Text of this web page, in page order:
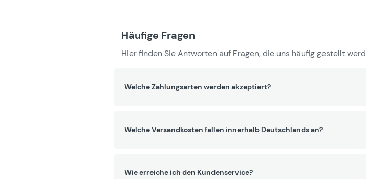
Häufige Fragen
Hier finden Sie Antworten auf Fragen, die uns häufig gestellt
Welche Zahlungsarten werden akzeptiert?
Welche Versandkosten fallen innerhalb Deutschlands an?
Wie erreiche ich den Kundenservice?